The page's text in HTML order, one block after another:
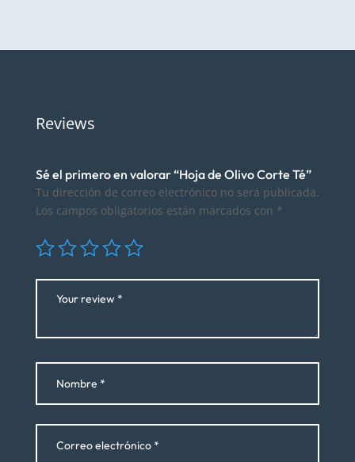
Reviews
Sé el primero en valorar “Hoja de Olivo Corte Té”
Tu dirección de correo electrónico no será publicada.
Los campos obligatorios están marcados con *